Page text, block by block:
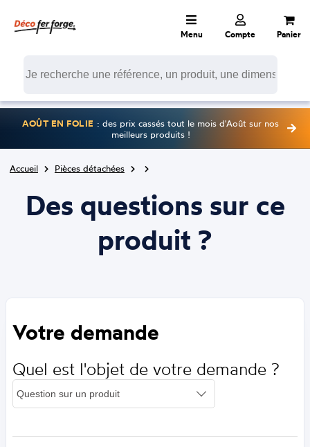
Menu Compte Panier
AOÛT EN FOLIE : des prix cassés tout le mois d'Août sur nos
meilleurs produits !
Accueil Pièces détachées
Des questions sur ce
produit ?
Votre demande
Quel est l'objet de votre demande ?